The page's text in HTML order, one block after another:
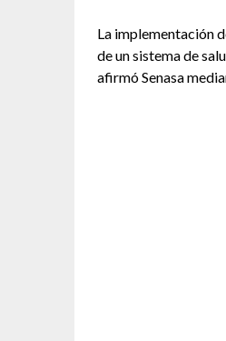
La implementación
de un sistema de
afirmó Senasa